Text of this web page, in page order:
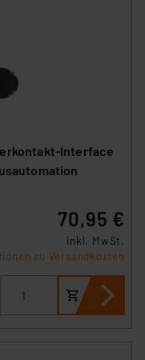
Interface
70,95 €
inkl. MwSt.
zu Versandkosten